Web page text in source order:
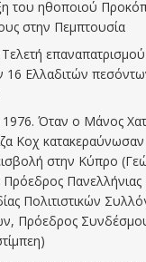
του ηθοποιού
στην Πεμπτουσία
16 Ελλαδιτών
Όταν ο Μάνος
Κοχ κατακεραύνωσαν
στην Κύπρο
Πρόεδρος Πανελλήνιας
Πολιτιστικών
Πρόεδρος